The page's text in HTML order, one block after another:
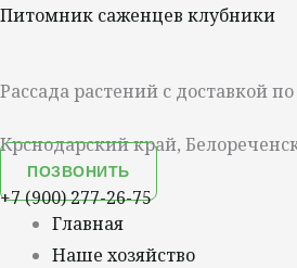
Перейти
Питомник саженцев клубники
Рассада растений с доставкой
Крснодарский край,
ПОЗВОНИТЬ
+7 (900) 277-26-75
Меню
Главная
Наше хозяйство